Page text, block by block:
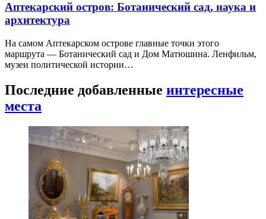
Аптекарский остров: Ботанический сад, наука и
архитектура
На самом Аптекарском острове главные точки этого
маршрута — Ботанический сад и Дом Матюшина. Ленфильм,
музеи политической истории…
Последние добавленные интересные
места